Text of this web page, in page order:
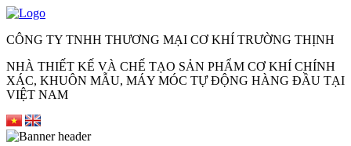
CÔNG TY TNHH THƯƠNG MẠI CƠ KHÍ TRƯỜNG THỊNH
NHÀ THIẾT KẾ VÀ CHẾ TẠO SẢN PHẨM CƠ KHÍ CHÍNH
XÁC, KHUÔN MẪU, MÁY MÓC TỰ ĐỘNG HÀNG ĐẦU TẠI
VIỆT NAM